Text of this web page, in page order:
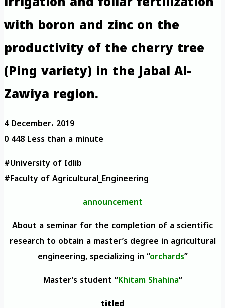
with boron and zinc on the
productivity of the cherry tree
(Ping variety) in the Jabal Al-
Zawiya region.
4 December، 2019
0448Less than a minute
#University of Idlib
#Faculty of Agricultural_Engineering
announcement
About a seminar for the completion of a scientific
research to obtain a master’s degree in agricultural
engineering, specializing in “orchards”
Master’s student “Khitam Shahina“
titled